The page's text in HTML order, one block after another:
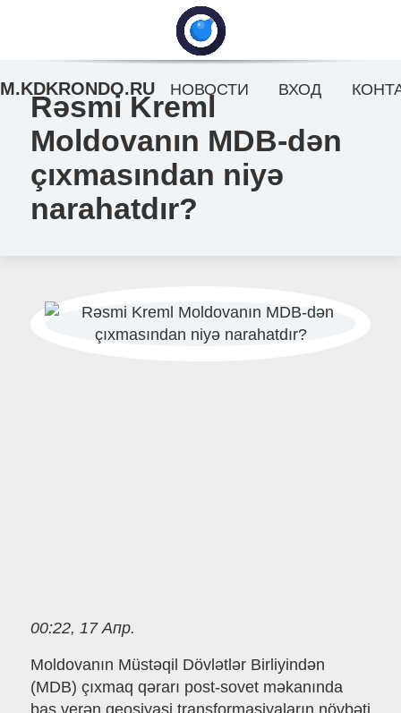
Rəsmi Kreml
Moldovanın MDB-dən
çıxmasından niyə
narahatdır?
00:22, 17 Апр.
Moldovanın Müstəqil Dövlətlər Birliyindən
(MDB) çıxmaq qərarı post-sovet məkanında
M.KDKRONDO.RU НОВОСТИ ВХОД